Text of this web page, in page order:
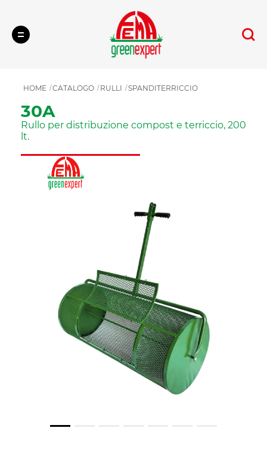
Cerca
HOME CATALOGO RULLI SPANDITERRICCIO
30A
Rullo per distribuzione compost e terriccio, 200
lt.